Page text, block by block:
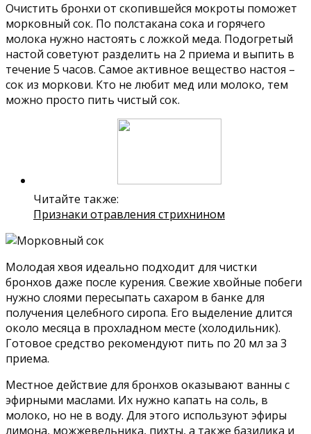
Очистить бронхи от скопившейся мокроты поможет
морковный сок. По полстакана сока и горячего
молока нужно настоять с ложкой меда. Подогретый
настой советуют разделить на 2 приема и выпить в
течение 5 часов. Самое активное вещество настоя –
сок из моркови. Кто не любит мед или молоко, тем
можно просто пить чистый сок.
Читайте также:
Признаки отравления стрихнином
Молодая хвоя идеально подходит для чистки
бронхов даже после курения. Свежие хвойные побеги
нужно слоями пересыпать сахаром в банке для
получения целебного сиропа. Его выделение длится
около месяца в прохладном месте (холодильник).
Готовое средство рекомендуют пить по 20 мл за 3
приема.
Местное действие для бронхов оказывают ванны с
эфирными маслами. Их нужно капать на соль, в
молоко, но не в воду. Для этого используют эфиры
лимона, можжевельника, пихты, а также базилика и